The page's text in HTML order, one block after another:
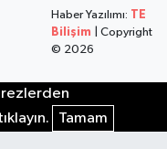
Haber Yazılımı: TE
Bilişim | Copyright
© 2026
Tamam